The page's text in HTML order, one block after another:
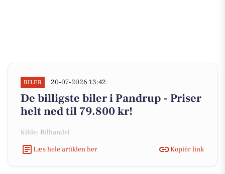
BILER 20-07-2026 13:42
De billigste biler i Pandrup - Priser
helt ned til 79.800 kr!
Kilde: Bilhandel
Læs hele artiklen her
Kopiér link